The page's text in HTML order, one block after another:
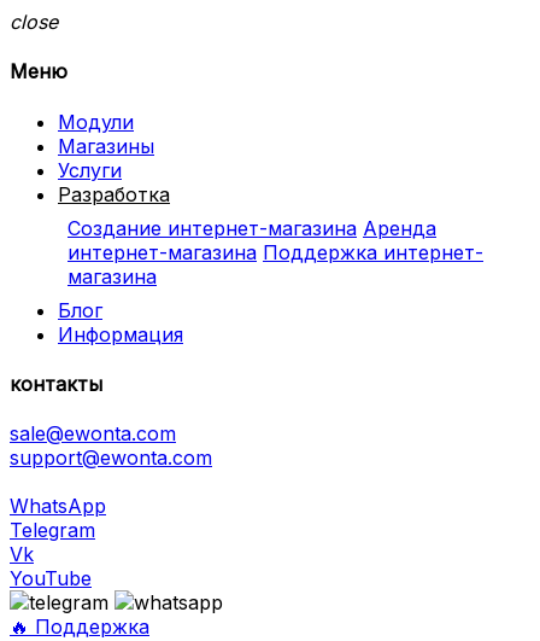
close
Меню
Модули
Магазины
Услуги
Разработка
Создание интернет-магазина Аренда
интернет-магазина Поддержка интернет-
магазина
Блог
Информация
контакты
sale@ewonta.com
support@ewonta.com
WhatsApp
Telegram
Vk
YouTube
🔥 Поддержка